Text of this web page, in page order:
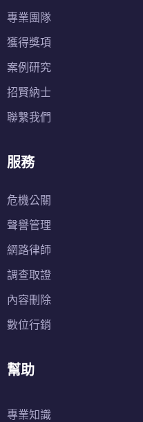
專業團隊
獲得獎項
案例研究
招賢納士
聯繫我們
服務
危機公關
聲譽管理
網路律師
調查取證
內容刪除
數位行銷
幫助
專業知識